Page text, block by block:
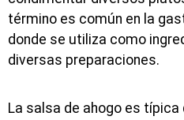
término es común en la
donde se utiliza como
diversas preparaciones.
La salsa de ahogo es típica